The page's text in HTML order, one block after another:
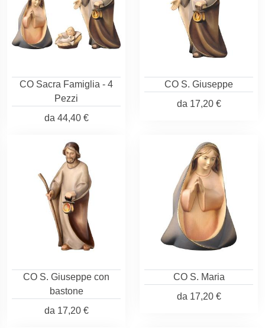
CO Sacra Famiglia - 4
Pezzi
da 44,40 €
CO S. Giuseppe
da 17,20 €
CO S. Giuseppe con
bastone
da 17,20 €
CO S. Maria
da 17,20 €